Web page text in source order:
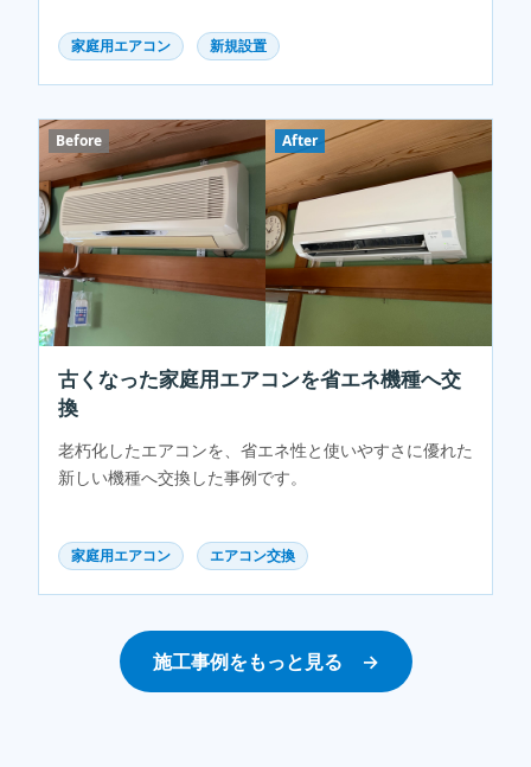
家庭用エアコン 新規設置
Before After
古くなった家庭用エアコンを省エネ機種へ交
換
老朽化したエアコンを、省エネ性と使いやすさに優れた
新しい機種へ交換した事例です。
家庭用エアコン エアコン交換
施工事例をもっと見る →